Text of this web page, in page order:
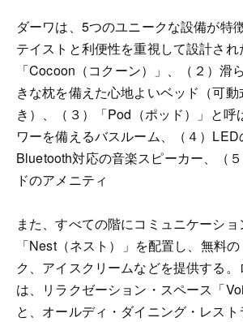
ダーワは、5つのユニークな設備が特
テイストと利便性を重視して設計され
「Cocoon（コクーン）」、（２）滑
きな枕を備えた心地よいベッド（可
き）、（３）「Pod（ポッド）」と呼
ワーを備えるバスルーム、（４）LED
Bluetooth対応の音楽スピーカー、（
ドのアメニティ
また、すべての階にコミュニケーシ
「Nest（ネスト）」を配置し、無料
ク、アイスクリームなどを提供する
は、リラクゼーション・スペース「
と、オールディ・ダイニング・レス